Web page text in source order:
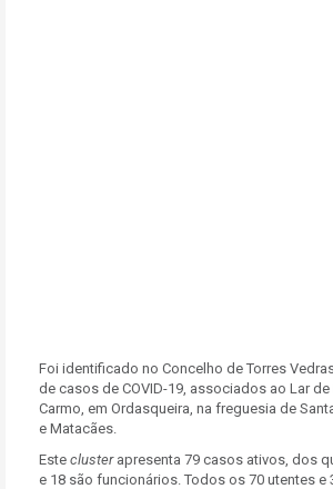
Foi identificado no Concelho de Torres
de casos de COVID-19, associados ao Lar
Carmo, em Ordasqueira, na freguesia de
e Matacães.
Este clusterapresenta 79 casos ativos, dos
e 18 são funcionários. Todos os 70 utentes e